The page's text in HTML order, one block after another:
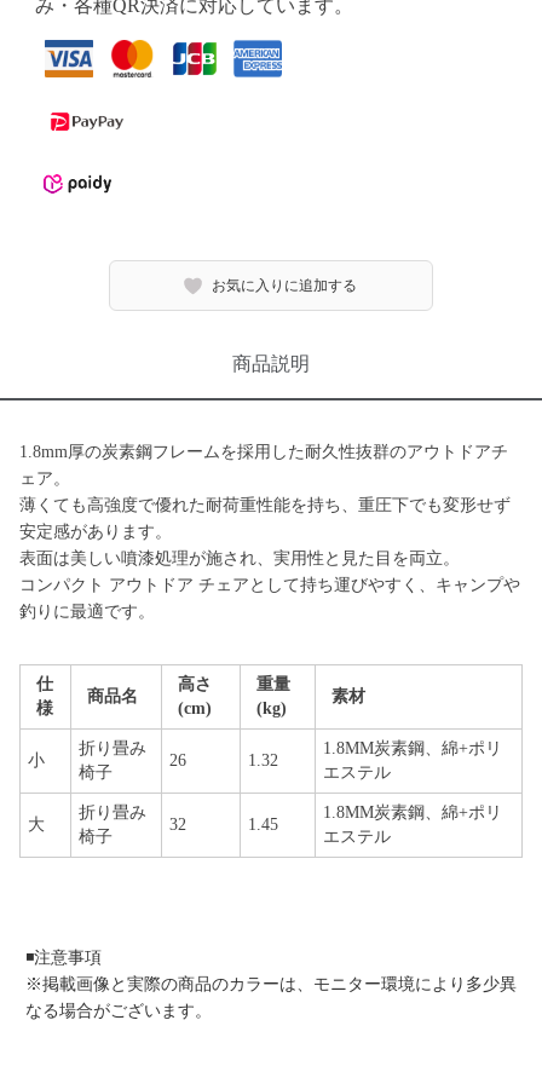
み・各種QR決済に対応しています。
お気に入りに追加する
商品説明
1.8mm厚の炭素鋼フレームを採用した耐久性抜群のアウトドアチ
ェア。
薄くても高強度で優れた耐荷重性能を持ち、重圧下でも変形せず
安定感があります。
表面は美しい噴漆処理が施され、実用性と見た目を両立。
コンパクト アウトドア チェアとして持ち運びやすく、キャンプや
釣りに最適です。
仕
様
商品名
高さ
(cm)
重量
(kg)
素材
小
折り畳み
椅子
26 1.32
1.8MM炭素鋼、綿+ポリ
エステル
大
折り畳み
椅子
32 1.45
1.8MM炭素鋼、綿+ポリ
エステル
◾️注意事項
※掲載画像と実際の商品のカラーは、モニター環境により多少異
なる場合がございます。